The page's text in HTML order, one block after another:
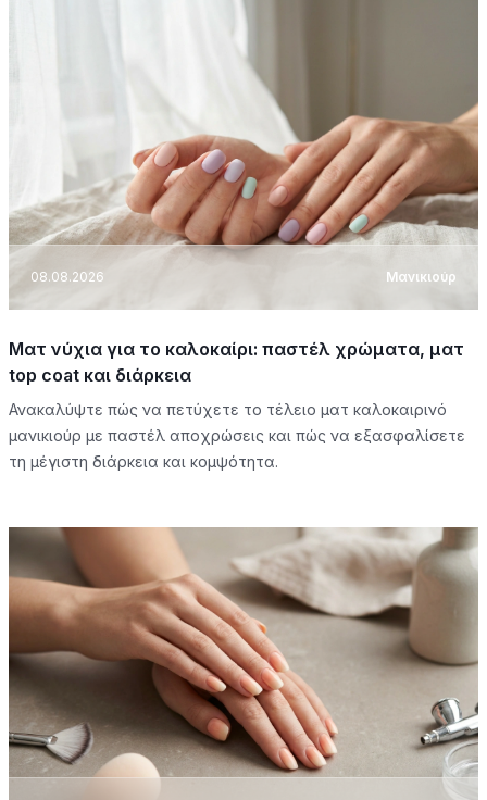
08.08.2026 Μανικιούρ
Ματ νύχια για το καλοκαίρι: παστέλ χρώματα, ματ
top coat και διάρκεια
Ανακαλύψτε πώς να πετύχετε το τέλειο ματ καλοκαιρινό
μανικιούρ με παστέλ αποχρώσεις και πώς να εξασφαλίσετε
τη μέγιστη διάρκεια και κομψότητα.